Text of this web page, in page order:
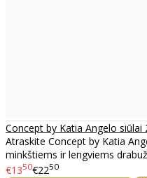
Concept by Katia Angelo siūlai
Atraskite Concept by Katia
minkštiems ir lengviems
€1350€2250